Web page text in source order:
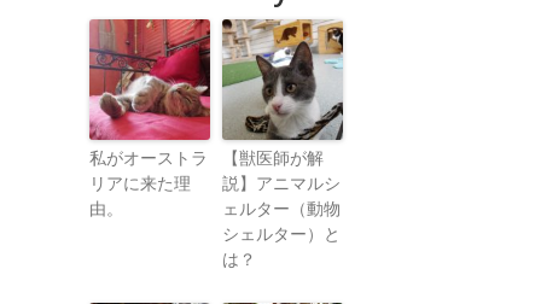
私がオーストラ
リアに来た理
由。
【獣医師が解
説】アニマルシ
ェルター（動物
シェルター）と
は？